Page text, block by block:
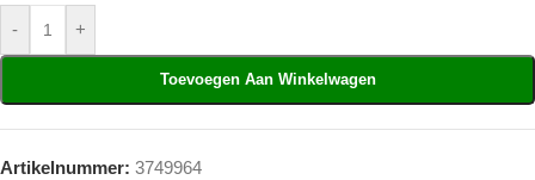
- +
Toevoegen Aan Winkelwagen
Artikelnummer: 3749964